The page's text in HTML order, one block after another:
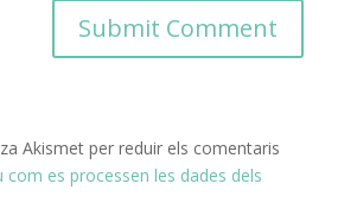
Akismet per reduir els comentaris
com es processen les dades dels